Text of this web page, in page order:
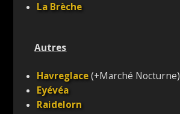
La Brèche
Autres
Havreglace(+Marché Nocturne)
Eyévéa
Raidelorn